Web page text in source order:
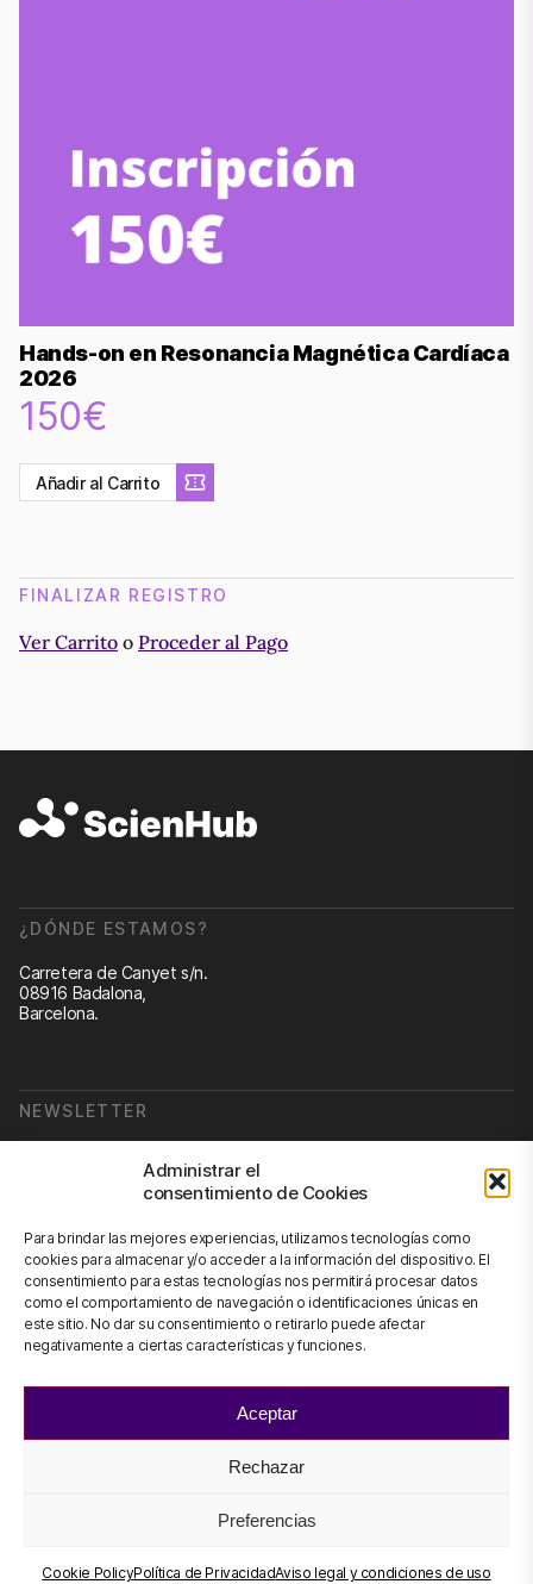
Administrar el
consentimiento de Cookies
Para brindar las mejores experiencias, utilizamos tecnologías como
cookies para almacenar y/o acceder a la información del dispositivo. El
consentimiento para estas tecnologías nos permitirá procesar datos
como el comportamiento de navegación o identificaciones únicas en
este sitio. No dar su consentimiento o retirarlo puede afectar
negativamente a ciertas características y funciones.
Aceptar
Rechazar
Preferencias
Cookie PolicyPolítica de PrivacidadAviso legal y condiciones de uso
Hands-on en Resonancia Magnética Cardíaca
2026
150€
Añadir al Carrito
FINALIZAR REGISTRO
Ver Carrito o Proceder al Pago
¿DÓNDE ESTAMOS?
Carretera de Canyet s/n.
08916 Badalona,
Barcelona.
NEWSLETTER
CONTÁCTANOS
info@scienhub.org
Aviso legal y condiciones de uso
Política de Cookies